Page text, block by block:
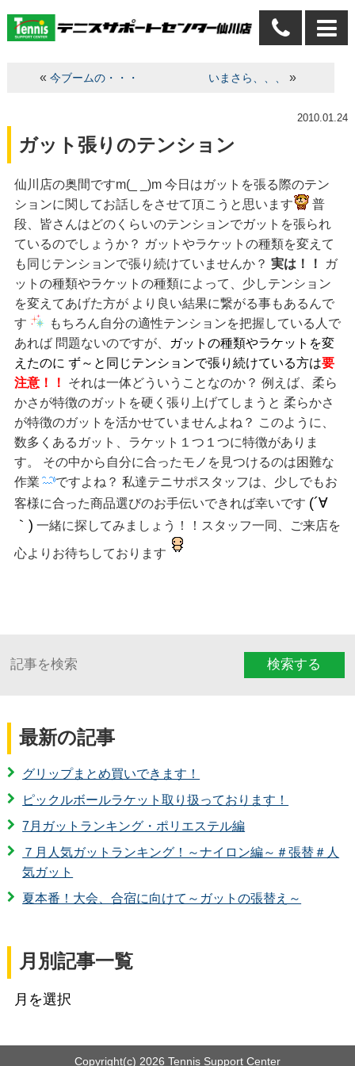
« 今ブームの・・・ いまさら、、、 »
2010.01.24
ガット張りのテンション
仙川店の奥間ですm(_ _)m 今日はガットを張る際のテン
ションに関してお話しをさせて頂こうと思います
普
段、皆さんはどのくらいのテンションでガットを張られ
ているのでしょうか？ ガットやラケットの種類を変えて
も同じテンションで張り続けていませんか？ 実は！！
ガ
ットの種類やラケットの種類によって、少しテンション
を変えてあげた方が より良い結果に繋がる事もあるんで
す
もちろん自分の適性テンションを把握している人で
あれば 問題ないのですが、
ガットの種類やラケットを変
えたのに ず～と同じテンションで張り続けている方は要
注意！！
それは一体どういうことなのか？ 例えば、柔ら
かさが特徴のガットを硬く張り上げてしまうと 柔らかさ
が特徴のガットを活かせていませんよね？ このように、
数多くあるガット、ラケット１つ１つに特徴がありま
す。 その中から自分に合ったモノを見つけるのは困難な
作業
ですよね？ 私達テニサポスタッフは、少しでもお
客様に合った商品選びのお手伝いできれば幸いです (´∀
｀) 一緒に探してみましょう！！スタッフ一同、ご来店を
心よりお待ちしております
検索する
最新の記事
グリップまとめ買いできます！
ピックルボールラケット取り扱っております！
7月ガットランキング・ポリエステル編
７月人気ガットランキング！～ナイロン編～＃張替＃人
気ガット
夏本番！大会、合宿に向けて～ガットの張替え～
月別記事一覧
Copyright(c) 2026 Tennis Support Center